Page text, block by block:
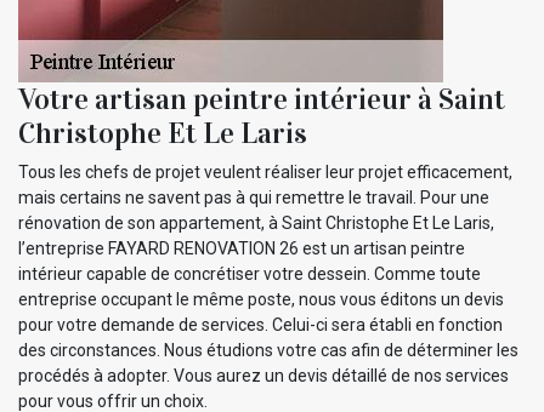
Votre artisan peintre intérieur à Saint
Christophe Et Le Laris
Tous les chefs de projet veulent réaliser leur projet efficacement,
mais certains ne savent pas à qui remettre le travail. Pour une
rénovation de son appartement, à Saint Christophe Et Le Laris,
l’entreprise FAYARD RENOVATION 26 est un artisan peintre
intérieur capable de concrétiser votre dessein. Comme toute
entreprise occupant le même poste, nous vous éditons un devis
pour votre demande de services. Celui-ci sera établi en fonction
des circonstances. Nous étudions votre cas afin de déterminer les
procédés à adopter. Vous aurez un devis détaillé de nos services
pour vous offrir un choix.